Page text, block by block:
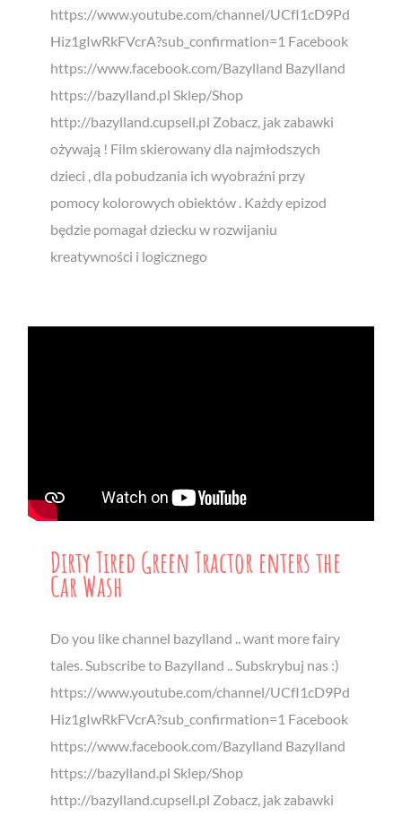
https://www.youtube.com/channel/UCfI1cD9Pd
Hiz1gIwRkFVcrA?sub_confirmation=1 Facebook
https://www.facebook.com/Bazylland Bazylland
https://bazylland.pl Sklep/Shop
http://bazylland.cupsell.pl Zobacz, jak zabawki
ożywają ! Film skierowany dla najmłodszych
dzieci , dla pobudzania ich wyobraźni przy
pomocy kolorowych obiektów . Każdy epizod
będzie pomagał dziecku w rozwijaniu
kreatywności i logicznego
Dirty Tired Green Tractor enters the
Car Wash
Do you like channel bazylland .. want more fairy
tales. Subscribe to Bazylland .. Subskrybuj nas :)
https://www.youtube.com/channel/UCfI1cD9Pd
Hiz1gIwRkFVcrA?sub_confirmation=1 Facebook
https://www.facebook.com/Bazylland Bazylland
https://bazylland.pl Sklep/Shop
http://bazylland.cupsell.pl Zobacz, jak zabawki